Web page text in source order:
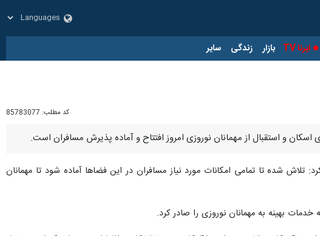
ایرنا TV بازار زندگی سایر
کد مطلب: 85783077